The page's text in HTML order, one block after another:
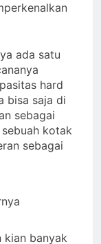
ada satu
hard
bisa saja di
sebagai
kotak
sebagai
kian banyak